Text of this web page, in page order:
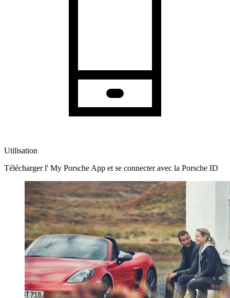
Utilisation
Télécharger l' My Porsche App et se connecter avec la Porsche ID